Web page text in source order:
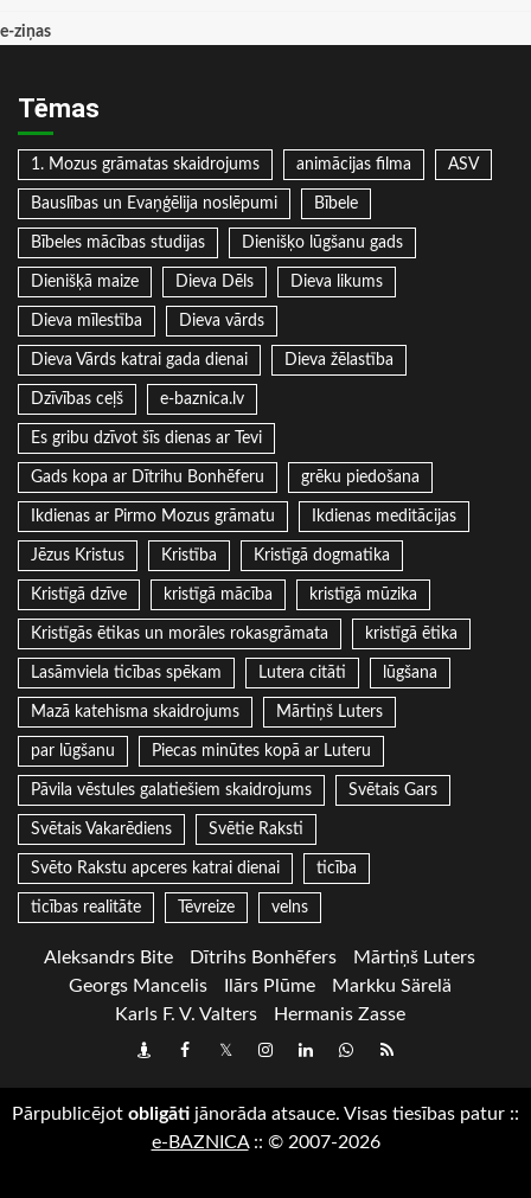
e-ziņas
Tēmas
1. Mozus grāmatas skaidrojums animācijas filma ASV
Bauslības un Evaņģēlija noslēpumi Bībele
Bībeles mācības studijas Dienišķo lūgšanu gads
Dienišķā maize Dieva Dēls Dieva likums
Dieva mīlestība Dieva vārds
Dieva Vārds katrai gada dienai Dieva žēlastība
Dzīvības ceļš e-baznica.lv
Es gribu dzīvot šīs dienas ar Tevi
Gads kopa ar Dītrihu Bonhēferu grēku piedošana
Ikdienas ar Pirmo Mozus grāmatu Ikdienas meditācijas
Jēzus Kristus Kristība Kristīgā dogmatika
Kristīgā dzīve kristīgā mācība kristīgā mūzika
Kristīgās ētikas un morāles rokasgrāmata kristīgā ētika
Lasāmviela ticības spēkam Lutera citāti lūgšana
Mazā katehisma skaidrojums Mārtiņš Luters
par lūgšanu Piecas minūtes kopā ar Luteru
Pāvila vēstules galatiešiem skaidrojums Svētais Gars
Svētais Vakarēdiens Svētie Raksti
Svēto Rakstu apceres katrai dienai ticība
ticības realitāte Tēvreize velns
Aleksandrs Bite Dītrihs Bonhēfers
Mārtiņš Luters
Georgs Mancelis
Ilārs Plūme
Markku Särelä
Karls F. V. Valters
Hermanis Zasse
DraugiemFacebook
TwitterInstagram
LinkedInwhatsapp
RSS
Pārpublicējot obligāti jānorāda atsauce. Visas tiesības patur ::
e-BAZNICA:: © 2007-2026